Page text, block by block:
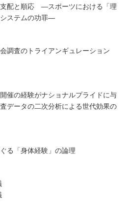
配と順応 ―スポーツにおける「理
ステムの功罪―
調査のトライアンギュレーション
催の経験がナショナルプライドに与
ータの二次分析による世代効果の
る「身体経験」の論理